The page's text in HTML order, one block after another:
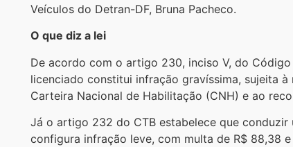
Veículos do Detran-DF, Bruna Pacheco.
O que diz a lei
De acordo com o artigo 230, inciso V, do
licenciado constitui infração gravíssima, sujeita
Carteira Nacional de Habilitação (CNH) e ao
Já o artigo 232 do CTB estabelece que
configura infração leve, com multa de R$ 88,38